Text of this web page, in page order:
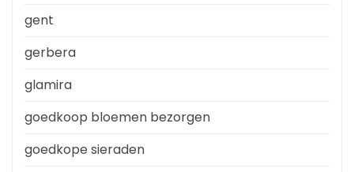
gent
gerbera
glamira
goedkoop bloemen bezorgen
goedkope sieraden